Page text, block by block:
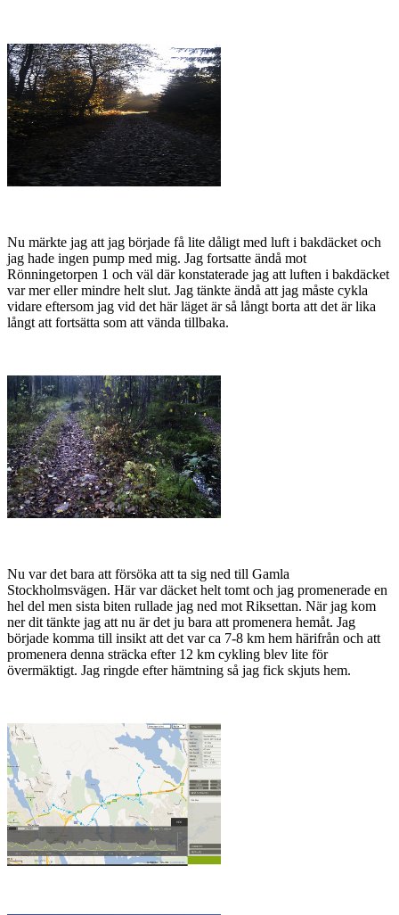
Nu märkte jag att jag började få lite dåligt med luft i bakdäcket och
jag hade ingen pump med mig. Jag fortsatte ändå mot
Rönningetorpen 1 och väl där konstaterade jag att luften i bakdäcket
var mer eller mindre helt slut. Jag tänkte ändå att jag måste cykla
vidare eftersom jag vid det här läget är så långt borta att det är lika
långt att fortsätta som att vända tillbaka.
Nu var det bara att försöka att ta sig ned till Gamla
Stockholmsvägen. Här var däcket helt tomt och jag promenerade en
hel del men sista biten rullade jag ned mot Riksettan. När jag kom
ner dit tänkte jag att nu är det ju bara att promenera hemåt. Jag
började komma till insikt att det var ca 7-8 km hem härifrån och att
promenera denna sträcka efter 12 km cykling blev lite för
övermäktigt. Jag ringde efter hämtning så jag fick skjuts hem.